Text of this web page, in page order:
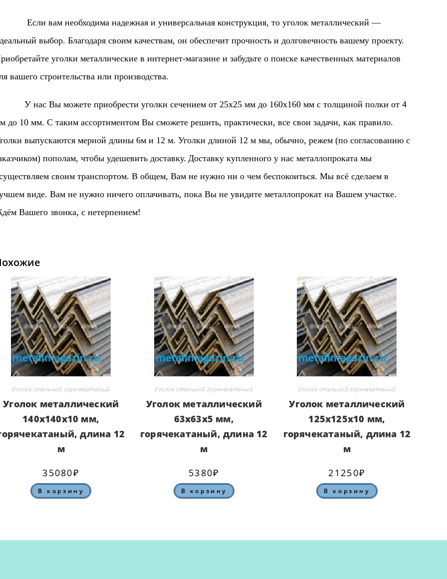
вам необходима надежная и универсальная конструкция, то уголок металлический —
выбор. Благодаря своим качествам, он обеспечит прочность и долговечность вашему проекту.
уголки металлические в интернет-магазине и забудьте о поиске качественных материалов
вашего строительства или производства.
нас Вы можете приобрести уголки сечением от 25х25 мм до 160х160 мм с толщиной полки от 4
до 10 мм. С таким ассортиментом Вы сможете решить, практически, все свои задачи, как правило.
выпускаются мерной длины 6м и 12 м. Уголки длиной 12 м мы, обычно, режем (по согласованию с
пополам, чтобы удешевить доставку. Доставку купленного у нас металлопроката мы
своим транспортом. В общем, Вам не нужно ни о чем беспокоиться. Мы всё сделаем в
виде. Вам не нужно ничего оплачивать, пока Вы не увидите металлопрокат на Вашем участке.
Вашего звонка, с нетерпением!
Уголок стальной горячекатаный
Уголок металлический
140х140х10 мм,
длина 12
м
35080₽
В корзину
Уголок стальной горячекатаный
Уголок металлический
63х63х5 мм,
горячекатаный, длина 12
м
5380₽
В корзину
Уголок стальной горячекатаный
Уголок металлический
125х125х10 мм,
горячекатаный, длина 12
м
21250₽
В корзину